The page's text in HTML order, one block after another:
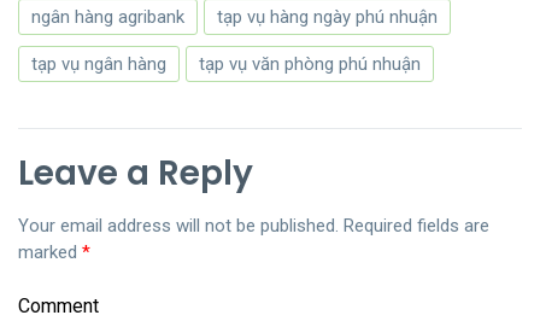
ngân hàng agribank tạp vụ hàng ngày phú nhuận
tạp vụ ngân hàng tạp vụ văn phòng phú nhuận
Leave a Reply
Your email address will not be published. Required fields are
marked *
Comment